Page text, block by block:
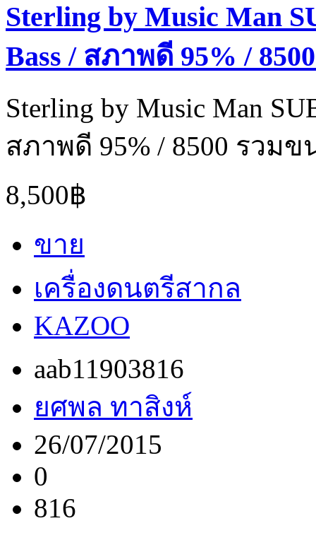
Sterling by Music Man
Bass / สภาพดี 95% /
Sterling by Music Man
สภาพดี 95% / 8500 รวมข
8,500฿
ขาย
เครื่องดนตรีสากล
KAZOO
aab11903816
ยศพล ทาสิงห์
26/07/2015
0
816